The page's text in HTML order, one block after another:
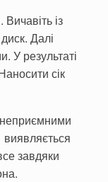
із
Далі
У результаті
сік
завдяки